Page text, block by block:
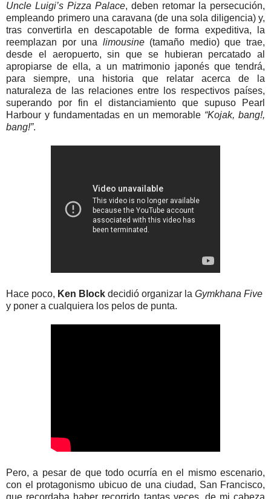
Uncle Luigi’s Pizza Palace, deben retomar la persecución,
empleando primero una caravana (de una sola diligencia) y,
tras convertirla en descapotable de forma expeditiva, la
reemplazan por una limousine (tamaño medio) que trae,
desde el aeropuerto, sin que se hubieran percatado al
apropiarse de ella, a un matrimonio japonés que tendrá,
para siempre, una historia que relatar acerca de la
naturaleza de las relaciones entre los respectivos países,
superando por fin el distanciamiento que supuso Pearl
Harbour y fundamentadas en un memorable “Kojak, bang!,
bang!”.
Hace poco, Ken Block decidió organizar la Gymkhana Five
y poner a cualquiera los pelos de punta.
Pero, a pesar de que todo ocurría en el mismo escenario,
con el protagonismo ubicuo de una ciudad, San Francisco,